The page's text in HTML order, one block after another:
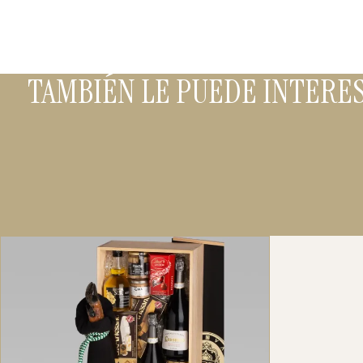
TAMBIÉN LE PUEDE